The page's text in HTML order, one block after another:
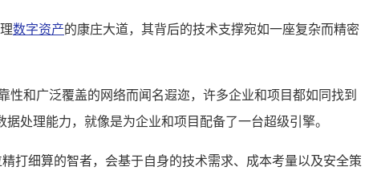
数字资产的康庄大道，其背后的技术支撑宛如一座复杂而精密
和广泛覆盖的网络而闻名遐迩，许多企业和项目都如同找到
处理能力，就像是为企业和项目配备了一台超级引擎。
打细算的智者，会基于自身的技术需求、成本考量以及安全策